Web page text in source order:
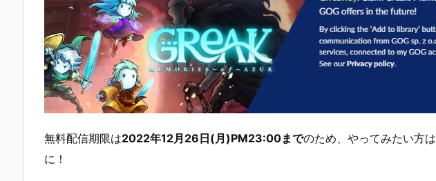
無料配信期限は2022年12月26日(月)PM23:00までのため、やってみたい方は
に！